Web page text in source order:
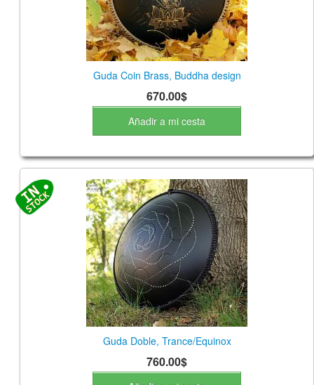
Guda Coin Brass, Buddha design
670.00$
Añadir a mi cesta
Guda Doble, Trance/Equinox
760.00$